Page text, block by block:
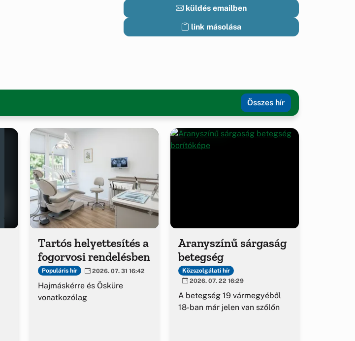
küldés emailben
link másolása
Összes hír
Tartós helyettesítés a
fogorvosi rendelésben
Populáris hír 2026. 07. 31 16:42
Hajmáskérre és Ösküre
vonatkozólag
Aranyszínű sárgaság
betegség
Közszolgálati hír
2026. 07. 22 16:29
A betegség 19 vármegyéből
18-ban már jelen van szőlőn